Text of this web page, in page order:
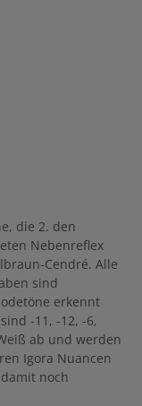
die 2. den
Nebenreflex
Cendré. Alle
sind
erkennt
-11, -12, -6,
ab und werden
Igora Nuancen
noch